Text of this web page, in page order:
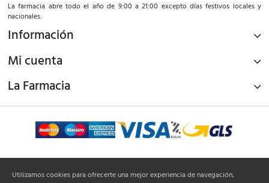
La farmacia abre todo el año de 9:00 a 21:00 excepto días festivos locales y
nacionales.
Información
Mi cuenta
La Farmacia
Utilizamos cookies para ofrecerte una mejor experiencia de navegación,